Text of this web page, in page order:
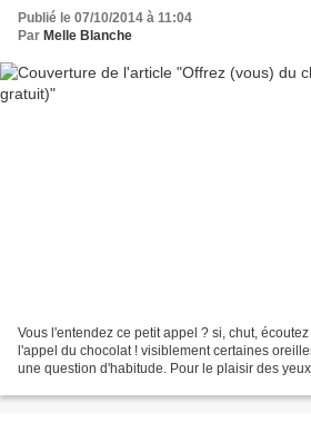
Publié le 07/10/2014 à 11:04
Par Melle Blanche
Vous l'entendez ce petit appel ? si, chut,
l'appel du chocolat ! visiblement certaines
une question d'habitude. Pour le plaisir des